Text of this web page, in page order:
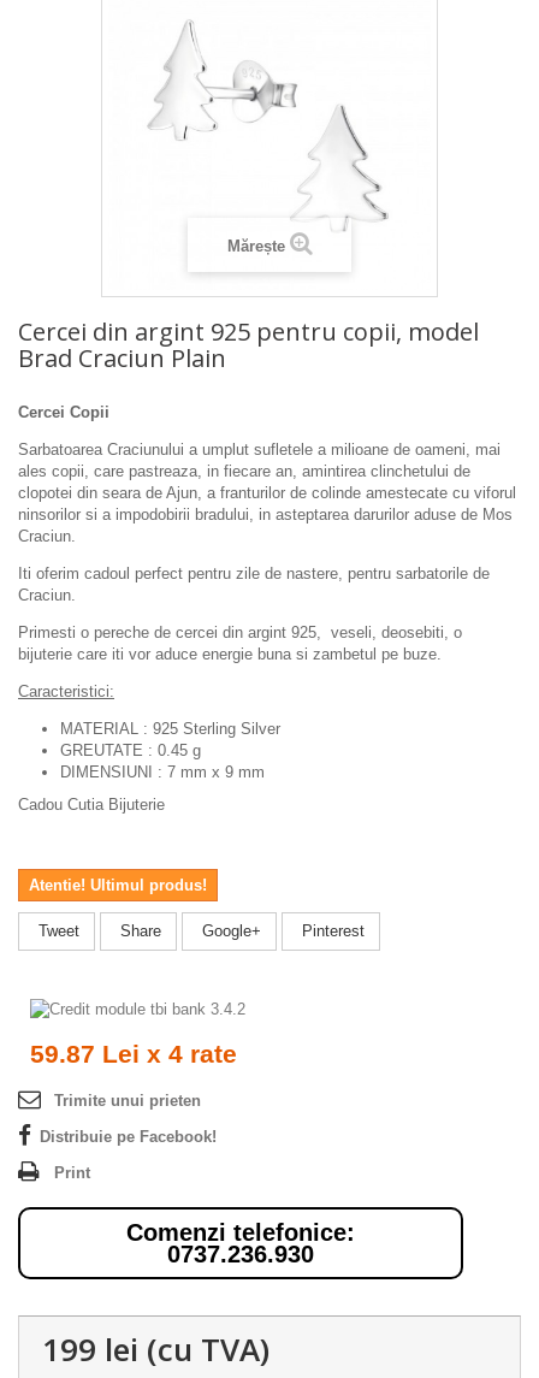
Mărește
Cercei din argint 925 pentru copii, model
Brad Craciun Plain
Cercei Copii
Sarbatoarea Craciunului a umplut sufletele a milioane de oameni, mai
ales copii, care pastreaza, in fiecare an, amintirea clinchetului de
clopotei din seara de Ajun, a franturilor de colinde amestecate cu viforul
ninsorilor si a impodobirii bradului, in asteptarea darurilor aduse de Mos
Craciun.
Iti oferim cadoul perfect pentru zile de nastere, pentru sarbatorile de
Craciun.
Primesti o pereche de cercei din argint 925, veseli, deosebiti, o
bijuterie care iti vor aduce energie buna si zambetul pe buze.
Caracteristici:
MATERIAL : 925 Sterling Silver
GREUTATE : 0.45 g
DIMENSIUNI : 7 mm x 9 mm
Cadou Cutia Bijuterie
Atentie! Ultimul produs!
Tweet Share Google+ Pinterest
59.87 Lei x 4 rate
Trimite unui prieten
Distribuie pe Facebook!
Print
Comenzi telefonice:
0737.236.930
199 lei (cu TVA)